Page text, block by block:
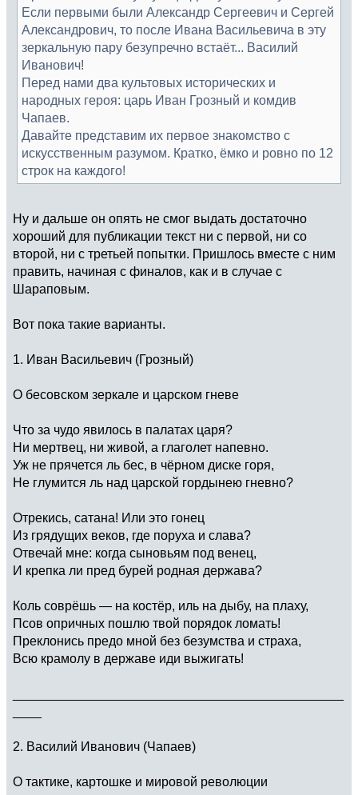
Если первыми были Александр Сергеевич и Сергей
Александрович, то после Ивана Васильевича в эту
зеркальную пару безупречно встаёт... Василий
Иванович!
Перед нами два культовых исторических и
народных героя: царь Иван Грозный и комдив
Чапаев.
Давайте представим их первое знакомство с
искусственным разумом. Кратко, ёмко и ровно по 12
строк на каждого!
Ну и дальше он опять не смог выдать достаточно
хороший для публикации текст ни с первой, ни со
второй, ни с третьей попытки. Пришлось вместе с ним
править, начиная с финалов, как и в случае с
Шараповым.
Вот пока такие варианты.
1. Иван Васильевич (Грозный)
О бесовском зеркале и царском гневе
Что за чудо явилось в палатах царя?
Ни мертвец, ни живой, а глаголет напевно.
Уж не прячется ль бес, в чёрном диске горя,
Не глумится ль над царской гордынею гневно?
Отрекись, сатана! Или это гонец
Из грядущих веков, где поруха и слава?
Отвечай мне: когда сыновьям под венец,
И крепка ли пред бурей родная держава?
Коль соврёшь — на костёр, иль на дыбу, на плаху,
Псов опричных пошлю твой порядок ломать!
Преклонись предо мной без безумства и страха,
Всю крамолу в державе иди выжигать!
2. Василий Иванович (Чапаев)
О тактике, картошке и мировой революции